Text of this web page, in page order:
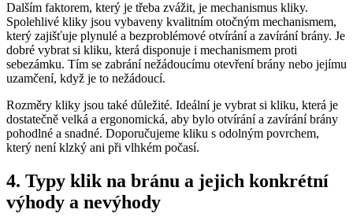
Dalším faktorem,‍ který‌ je třeba zvážit, je mechanismus kliky.
Spolehlivé kliky jsou vybaveny kvalitním otočným mechanismem,
který zajišťuje plynulé a⁣ bezproblémové​ otvírání a zavírání‍ brány. Je
dobré vybrat si kliku, která disponuje i mechanismem proti
sebezámku. Tím se zabrání nežádoucímu otevření⁢ brány nebo jejímu
uzamčení, když je to ‌nežádoucí.
Rozměry⁢ kliky jsou také důležité. Ideální‌ je vybrat si kliku, ‌která ‍je
dostatečně‍ velká a ergonomická, aby bylo otvírání a zavírání brány
pohodlné a‍ snadné. Doporučujeme kliku s ‌odolným‍ povrchem,
který‌ není klzký ani při ⁤vlhkém počasí.
4. Typy klik na⁢ bránu ⁤a jejich konkrétní
výhody ​a nevýhody